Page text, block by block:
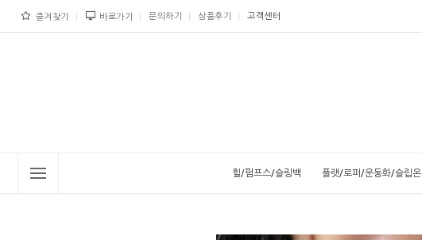
즐겨찾기 바로가기 문의하기 상품후기 고객센터
힐/펌프스/슬링백 플랫/로퍼/운동화/슬립온